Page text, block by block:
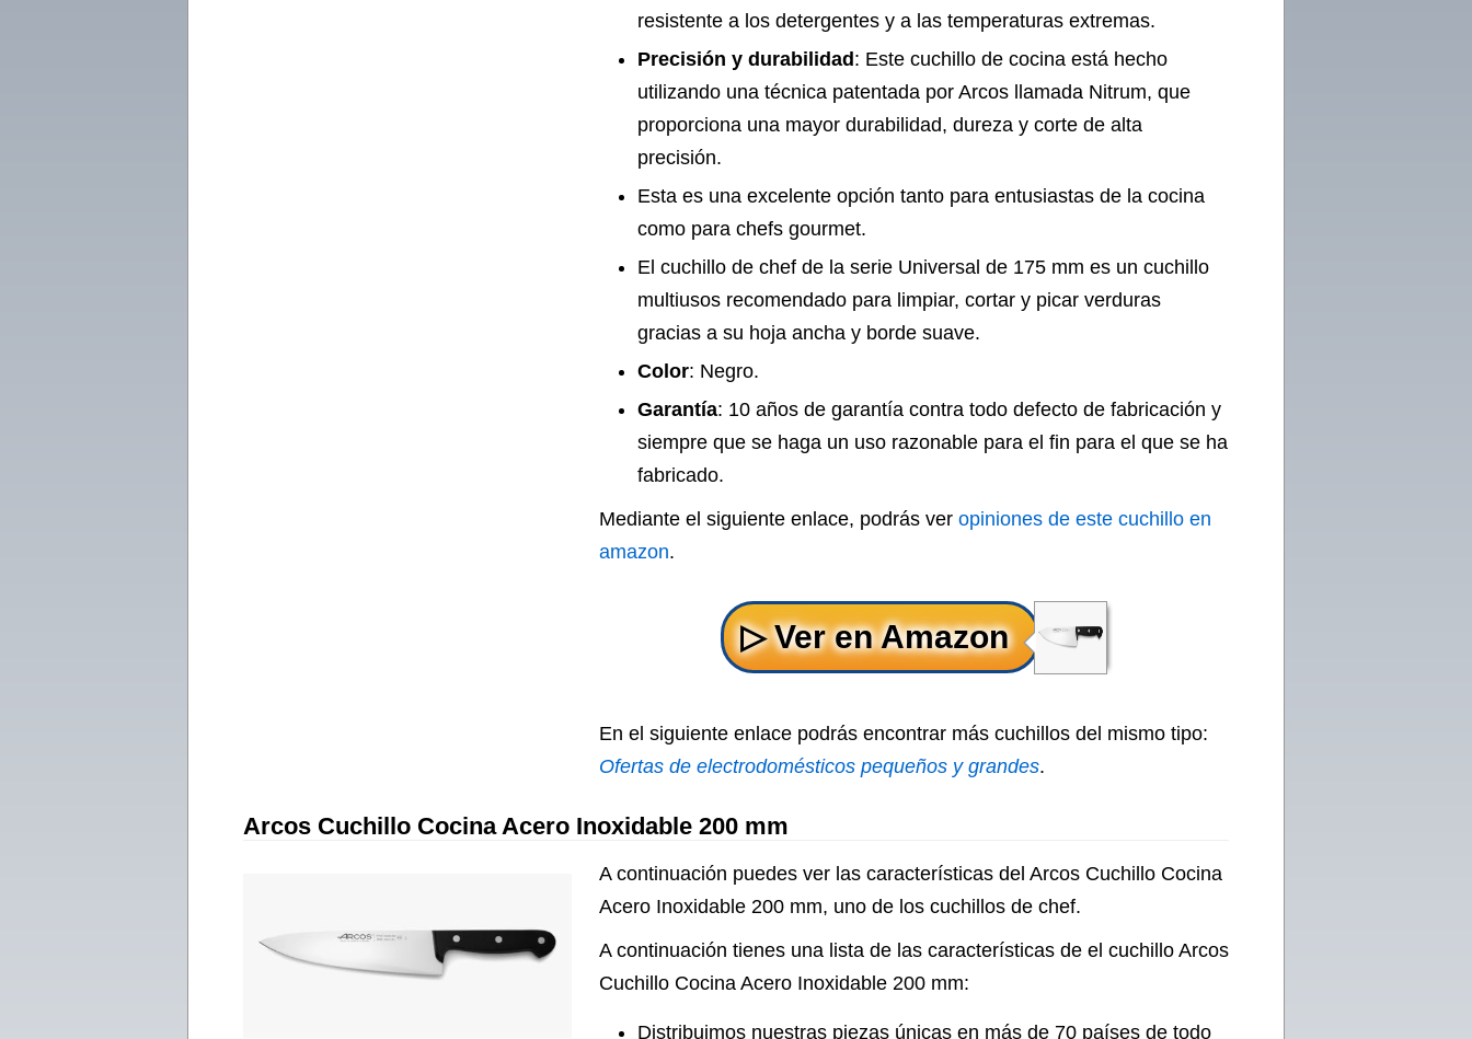
resistente a los detergentes y a las temperaturas extremas.
Precisión y durabilidad : Este cuchillo de cocina está hecho
utilizando una técnica patentada por Arcos llamada Nitrum, que
proporciona una mayor durabilidad, dureza y corte de alta
precisión.
Esta es una excelente opción tanto para entusiastas de la cocina
como para chefs gourmet.
El cuchillo de chef de la serie Universal de 175 mm es un cuchillo
multiusos recomendado para limpiar, cortar y picar verduras
gracias a su hoja ancha y borde suave.
Color: Negro.
Garantía: 10 años de garantía contra todo defecto de fabricación y
siempre que se haga un uso razonable para el fin para el que se ha
fabricado.
Mediante el siguiente enlace, podrás ver opiniones de este cuchillo en
amazon.
En el siguiente enlace podrás encontrar más cuchillos del mismo tipo:
Ofertas de electrodomésticos pequeños y grandes.
Arcos Cuchillo Cocina Acero Inoxidable 200 mm
A continuación puedes ver las características del Arcos Cuchillo Cocina
Acero Inoxidable 200 mm, uno de los cuchillos de chef.
A continuación tienes una lista de las características de el cuchillo Arcos
Cuchillo Cocina Acero Inoxidable 200 mm:
Distribuimos nuestras piezas únicas en más de 70 países de todo